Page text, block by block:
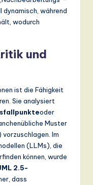
während
wodurch
und
ist die Fähigkeit
Sie analysiert
oder
Muster
Im
(LLMs), die
können, wurde
2.5-
dass